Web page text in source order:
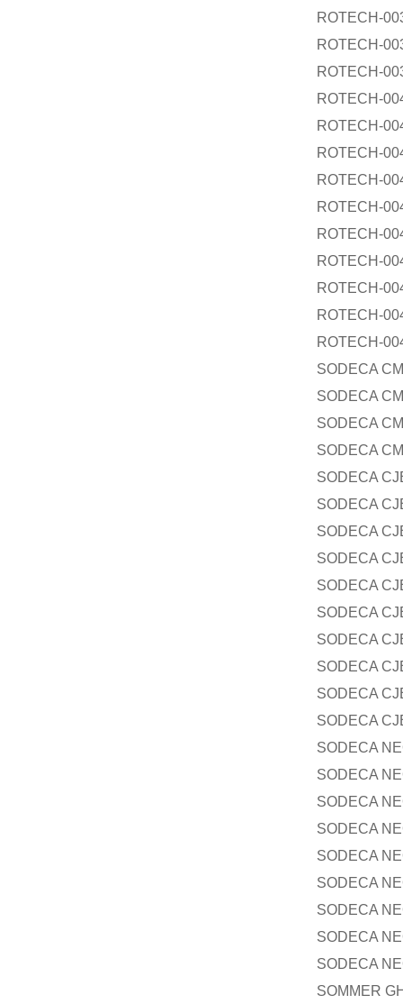
ROTECH-
ROTECH-
ROTECH-
ROTECH-
ROTECH-
ROTECH-
ROTECH-
ROTECH-
ROTECH-
ROTECH-
ROTECH-
ROTECH-
ROTECH-
SODECA
SODECA
SODECA
SODECA
SODECA
SODECA
SODECA
SODECA
SODECA
SODECA
SODECA
SODECA
SODECA
SODECA
SODECA
SODECA
SODECA
SODECA
SODECA
SODECA
SODECA
SODECA
SODECA
SOMMER